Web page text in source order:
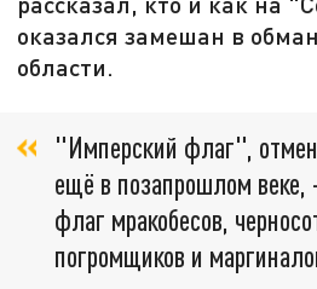
оказался замешан в
области.
"Имперский флаг",
ещё в позапрошлом веке,
флаг мракобесов,
погромщиков и